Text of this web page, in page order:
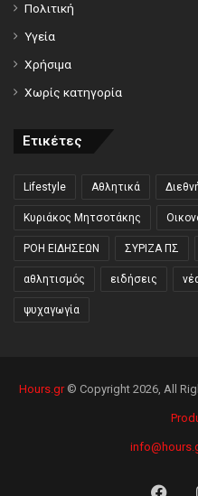
Πολιτική
Υγεία
Χρήσιμα
Χωρίς κατηγορία
Ετικέτες
Lifestyle Αθλητικά
Κυριάκος Μητσοτάκης
ΡΟΗ ΕΙΔΗΣΕΩΝ ΣΥΡΙΖΑ ΠΣ
αθλητισμός ειδήσεις
ψυχαγωγία
Hours.gr© Copyright 2026, All